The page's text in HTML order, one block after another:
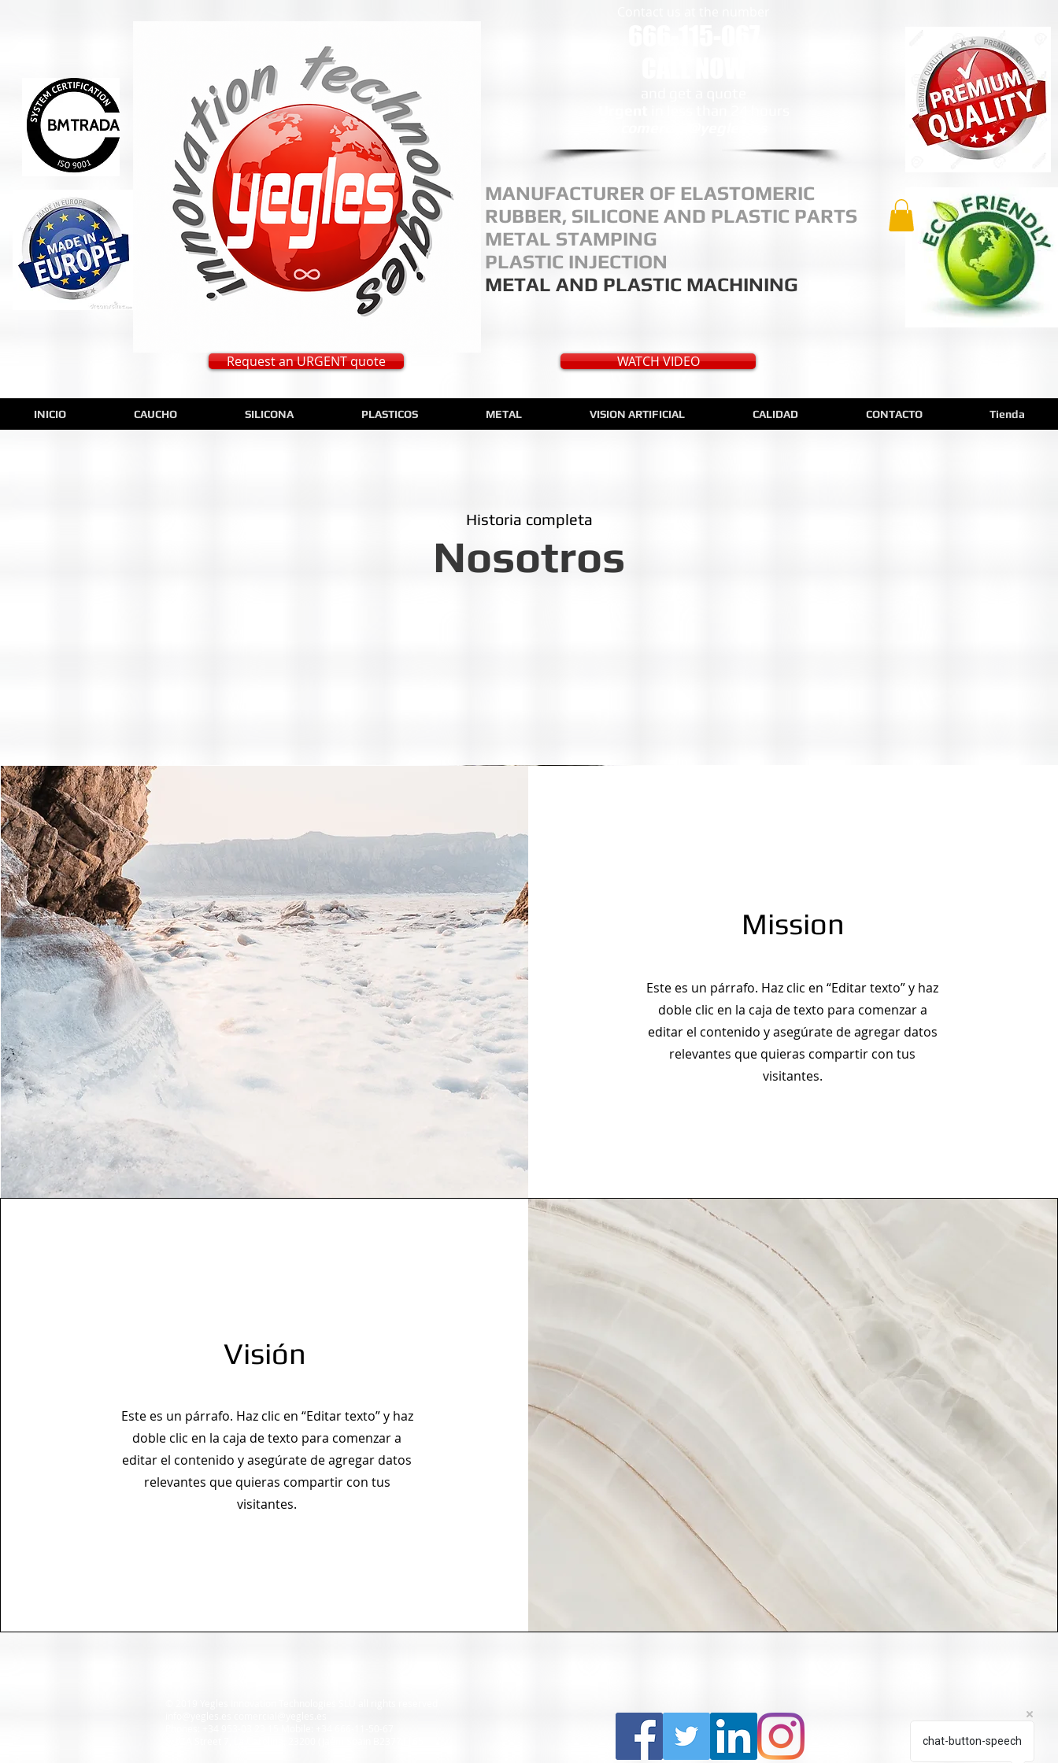
Request an URGENT quote
MANUFACTURER OF ELASTOMERIC
RUBBER, SILICONE AND PLASTIC PARTS
METAL STAMPING
PLASTIC INJECTION
METAL AND PLASTIC MACHINING
WATCH VIDEO
INICIO CAUCHO SILICONA PLASTICOS METAL VISION ARTIFICIAL CALIDAD CONTACTO Tienda
Historia completa
Nosotros
Mission
Este es un párrafo. Haz clic en “Editar texto” y haz
doble clic en la caja de texto para comenzar a
editar el contenido y asegúrate de agregar datos
relevantes que quieras compartir con tus
visitantes.
Visión
Este es un párrafo. Haz clic en “Editar texto” y haz
doble clic en la caja de texto para comenzar a
editar el contenido y asegúrate de agregar datos
relevantes que quieras compartir con tus
visitantes.
chat-button-speech